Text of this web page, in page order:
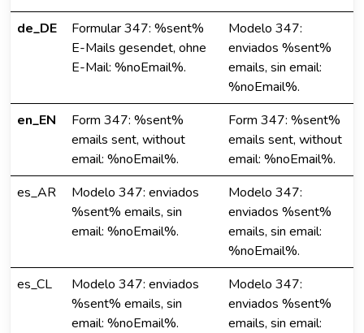
de_DE
Formular 347: %sent%
E-Mails gesendet, ohne
E-Mail: %noEmail%.
Modelo 347:
enviados %sent%
emails, sin email:
%noEmail%.
en_EN
Form 347: %sent%
emails sent, without
email: %noEmail%.
Form 347: %sent%
emails sent, without
email: %noEmail%.
es_AR
Modelo 347: enviados
%sent% emails, sin
email: %noEmail%.
Modelo 347:
enviados %sent%
emails, sin email:
%noEmail%.
es_CL
Modelo 347: enviados
%sent% emails, sin
email: %noEmail%.
Modelo 347:
enviados %sent%
emails, sin email: